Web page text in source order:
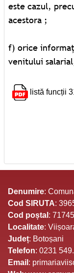
este cazul,
acestora ;
f) orice
venitului
listă funcții
Denumire:
Cod SIRUTA:
Cod poștal :
Localitate:
Județ: Botoșani
Telefon: 0231
Email :